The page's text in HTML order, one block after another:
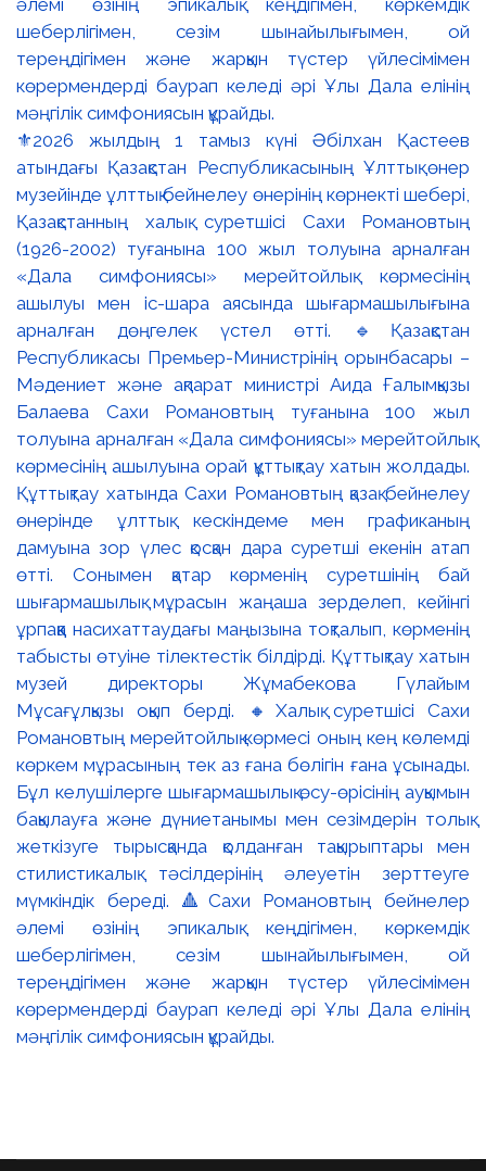
⚜️2026 жылдың 1 тамыз күні Әбілхан Қастеев
атындағы Қазақстан Республикасының Ұлттық өнер
музейінде ұлттық бейнелеу өнерінің көрнекті шебері,
Қазақстанның халық суретшісі Сахи Романовтың
(1926-2002) туғанына 100 жыл толуына арналған
«Дала симфониясы» мерейтойлық көрмесінің
ашылуы мен іс-шара аясында шығармашылығына
арналған дөңгелек үстел өтті. 🔹Қазақстан
Республикасы Премьер-Министрінің орынбасары –
Мәдениет және ақпарат министрі Аида Ғалымқызы
Балаева Сахи Романовтың туғанына 100 жыл
толуына арналған «Дала симфониясы» мерейтойлық
көрмесінің ашылуына орай құттықтау хатын жолдады.
Құттықтау хатында Сахи Романовтың қазақ бейнелеу
өнерінде ұлттық кескіндеме мен графиканың
дамуына зор үлес қосқан дара суретші екенін атап
өтті. Сонымен қатар көрменің суретшінің бай
шығармашылық мұрасын жаңаша зерделеп, кейінгі
ұрпаққа насихаттаудағы маңызына тоқталып, көрменің
табысты өтуіне тілектестік білдірді. Құттықтау хатын
музей директоры Жұмабекова Гүлайым
Мұсағұлқызы оқып берді. 🔸Халық суретшісі Сахи
Романовтың мерейтойлық көрмесі оның кең көлемді
көркем мұрасының тек аз ғана бөлігін ғана ұсынады.
Бұл келушілерге шығармашылық өсу-өрісінің ауқымын
бақылауға және дүниетанымы мен сезімдерін толық
жеткізуге тырысқанда қолданған тақырыптары мен
стилистикалық тәсілдерінің әлеуетін зерттеуге
мүмкіндік береді. 🔺Сахи Романовтың бейнелер
әлемі өзінің эпикалық кеңдігімен, көркемдік
шеберлігімен, сезім шынайылығымен, ой
тереңдігімен және жарқын түстер үйлесімімен
көрермендерді баурап келеді әрі Ұлы Дала елінің
мәңгілік симфониясын құрайды.